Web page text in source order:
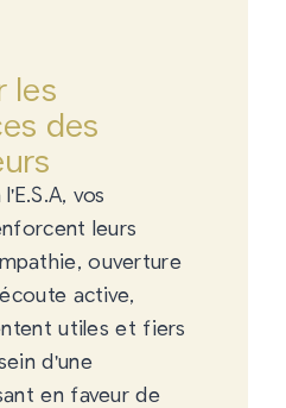
les
des
vos
leurs
ouverture
active,
utiles et fiers
d'une
en faveur de